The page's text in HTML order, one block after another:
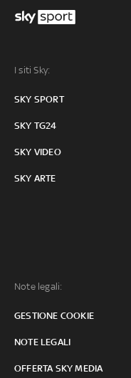
I siti Sky:
SKY SPORT
SKY TG24
SKY VIDEO
SKY ARTE
Note legali:
GESTIONE COOKIE
NOTE LEGALI
OFFERTA SKY MEDIA